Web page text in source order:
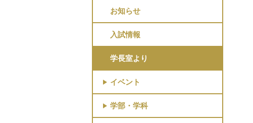
お知らせ
入試情報
学長室より
イベント
学部・学科